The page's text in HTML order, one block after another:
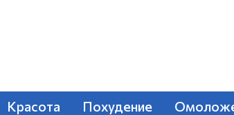
Красота Похудение